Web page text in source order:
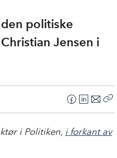
politiske
Jensen i
F
a
c
L
i
n
E
-
p
i Politiken, i forkant av